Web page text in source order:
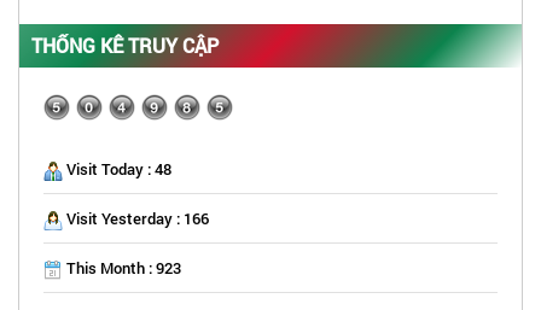
THỐNG KÊ TRUY CẬP
Visit Today : 48
Visit Yesterday : 166
This Month : 923